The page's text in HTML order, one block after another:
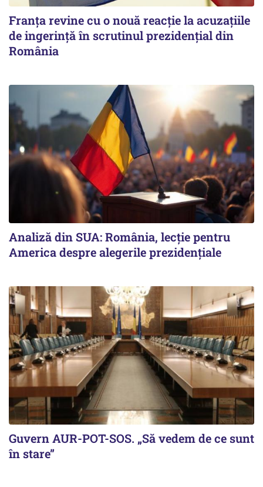
Franța revine cu o nouă reacție la acuzațiile
de ingerință în scrutinul prezidențial din
România
Analiză din SUA: România, lecție pentru
America despre alegerile prezidențiale
Guvern AUR-POT-SOS. „Să vedem de ce sunt
în stare”